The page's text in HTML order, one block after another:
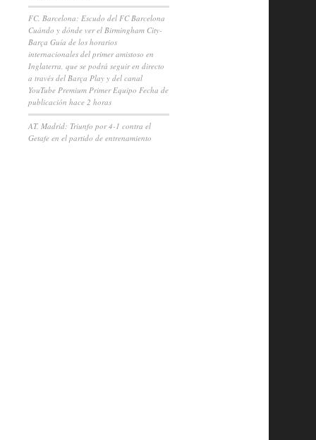
FC. Barcelona: Escudo del FC Barcelona
Cuándo y dónde ver el Birmingham City-
Barça Guía de los horarios
internacionales del primer amistoso en
Inglaterra, que se podrá seguir en directo
a través del Barça Play y del canal
YouTube Premium Primer Equipo Fecha de
publicación hace 2 horas
AT. Madrid: Triunfo por 4-1 contra el
Getafe en el partido de entrenamiento